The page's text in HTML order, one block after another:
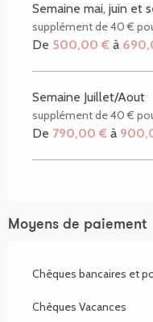
Semaine mai, juin et
supplément de 40 €
De 500,00 € à
Semaine Juillet/Aout
supplément de 40 €
De 790,00 € à
Moyens de paiement
Chèques bancaires et
Chèques Vacances